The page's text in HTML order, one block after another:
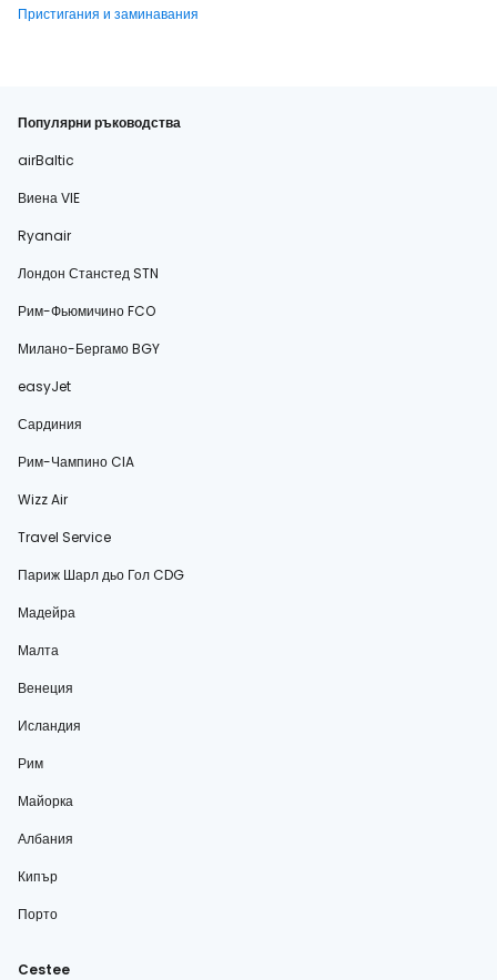
Пристигания и заминавания
Популярни ръководства
airBaltic
Виена VIE
Ryanair
Лондон Станстед STN
Рим-Фьюмичино FCO
Милано-Бергамо BGY
easyJet
Сардиния
Рим-Чампино CIA
Wizz Air
Travel Service
Париж Шарл дьо Гол CDG
Мадейра
Малта
Венеция
Исландия
Рим
Майорка
Албания
Кипър
Порто
Cestee